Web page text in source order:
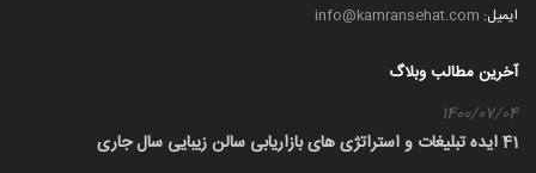
ایمیل:
آخرین مطالب وبلاگ
1400/07/04
41 ایده تبلیغات و استراتژی های بازاریابی سالن زیبایی سال جاری